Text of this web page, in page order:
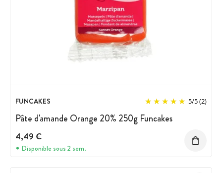
FUNCAKES 5/5(2)
Pâte d'amande Orange 20% 250g Funcakes
4,49 €
Disponible sous 2 sem.